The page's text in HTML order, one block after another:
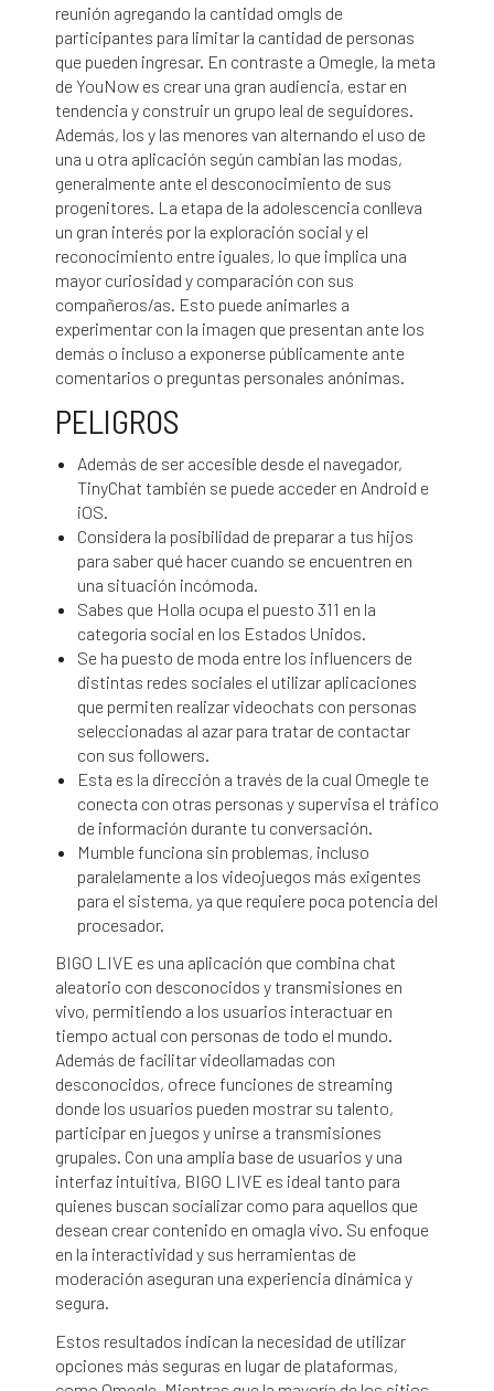
reunión agregando la cantidad omgls de
participantes para limitar la cantidad de personas
que pueden ingresar. En contraste a Omegle, la meta
de YouNow es crear una gran audiencia, estar en
tendencia y construir un grupo leal de seguidores.
Además, los y las menores van alternando el uso de
una u otra aplicación según cambian las modas,
generalmente ante el desconocimiento de sus
progenitores. La etapa de la adolescencia conlleva
un gran interés por la exploración social y el
reconocimiento entre iguales, lo que implica una
mayor curiosidad y comparación con sus
compañeros/as. Esto puede animarles a
experimentar con la imagen que presentan ante los
demás o incluso a exponerse públicamente ante
comentarios o preguntas personales anónimas.
PELIGROS
Además de ser accesible desde el navegador,
TinyChat también se puede acceder en Android e
iOS.
Considera la posibilidad de preparar a tus hijos
para saber qué hacer cuando se encuentren en
una situación incómoda.
Sabes que Holla ocupa el puesto 311 en la
categoría social en los Estados Unidos.
Se ha puesto de moda entre los influencers de
distintas redes sociales el utilizar aplicaciones
que permiten realizar videochats con personas
seleccionadas al azar para tratar de contactar
con sus followers.
Esta es la dirección a través de la cual Omegle te
conecta con otras personas y supervisa el tráfico
de información durante tu conversación.
Mumble funciona sin problemas, incluso
paralelamente a los videojuegos más exigentes
para el sistema, ya que requiere poca potencia del
procesador.
BIGO LIVE es una aplicación que combina chat
aleatorio con desconocidos y transmisiones en
vivo, permitiendo a los usuarios interactuar en
tiempo actual con personas de todo el mundo.
Además de facilitar videollamadas con
desconocidos, ofrece funciones de streaming
donde los usuarios pueden mostrar su talento,
participar en juegos y unirse a transmisiones
grupales. Con una amplia base de usuarios y una
interfaz intuitiva, BIGO LIVE es ideal tanto para
quienes buscan socializar como para aquellos que
desean crear contenido en omagla vivo. Su enfoque
en la interactividad y sus herramientas de
moderación aseguran una experiencia dinámica y
segura.
Estos resultados indican la necesidad de utilizar
opciones más seguras en lugar de plataformas,